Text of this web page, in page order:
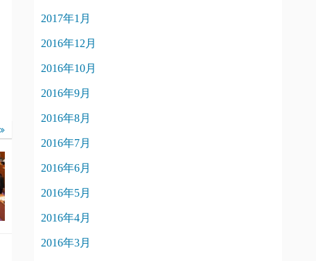
2017年1月
2016年12月
2016年10月
2016年9月
2016年8月
2016年7月
2016年6月
2016年5月
2016年4月
2016年3月